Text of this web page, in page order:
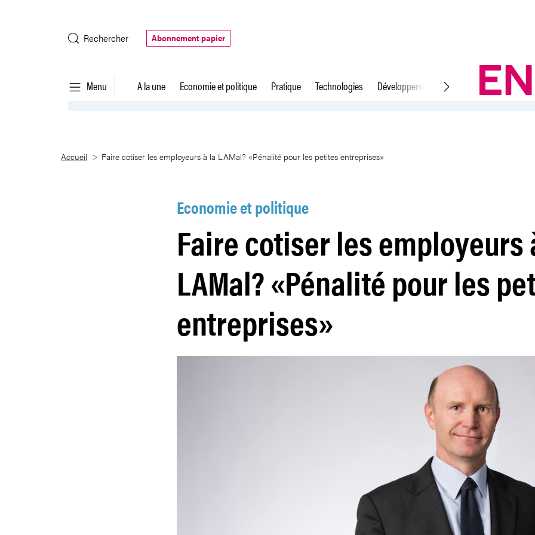
Rechercher
Abonnement papier
Menu A la une Economie et politique Pratique Technologies Développement durable Droit du travail
Faire cotiser les employeurs à la LAMal? «Pénalité pour les
Accueil Faire cotiser les employeurs à la LAMal? «Pénalité pour les petites entreprises»
Economie et politique
Faire cotiser les employeurs
LAMal? «Pénalité pour les
entreprises»